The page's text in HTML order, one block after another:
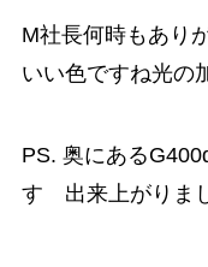
M社長何時もあり
いい色ですね光の
PS. 奥にある
す 出来上がりま